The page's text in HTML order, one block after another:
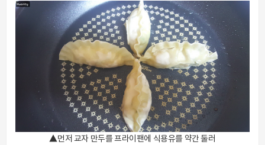
▲먼저 교자 만두를 프라이팬에 식용유를 약간 둘러